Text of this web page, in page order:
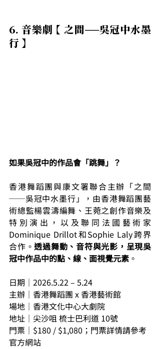
6. 音樂劇 【 之間──吳冠中水墨
行 】
如果吳冠中的作品會「跳舞」？
香港舞蹈團與康文署聯合主辦「之間
──吳冠中水墨行」，由香港舞蹈團藝
術總監楊雲濤編舞、王菀之創作音樂及
特別演出，以及聯同法國藝術家
Dominique Drillot和Sophie Laly跨界
合作。透過舞動、音符與光影，呈現吳
冠中作品中的點、線、面視覺元素 。
日期｜2026.5.22 – 5.24
主辦｜香港舞蹈團 x 香港藝術館
場地｜香港文化中心大劇院
地址｜尖沙咀 梳士巴利道 10號
門票｜$180 / $1,080；門票詳情請參考
官方網站